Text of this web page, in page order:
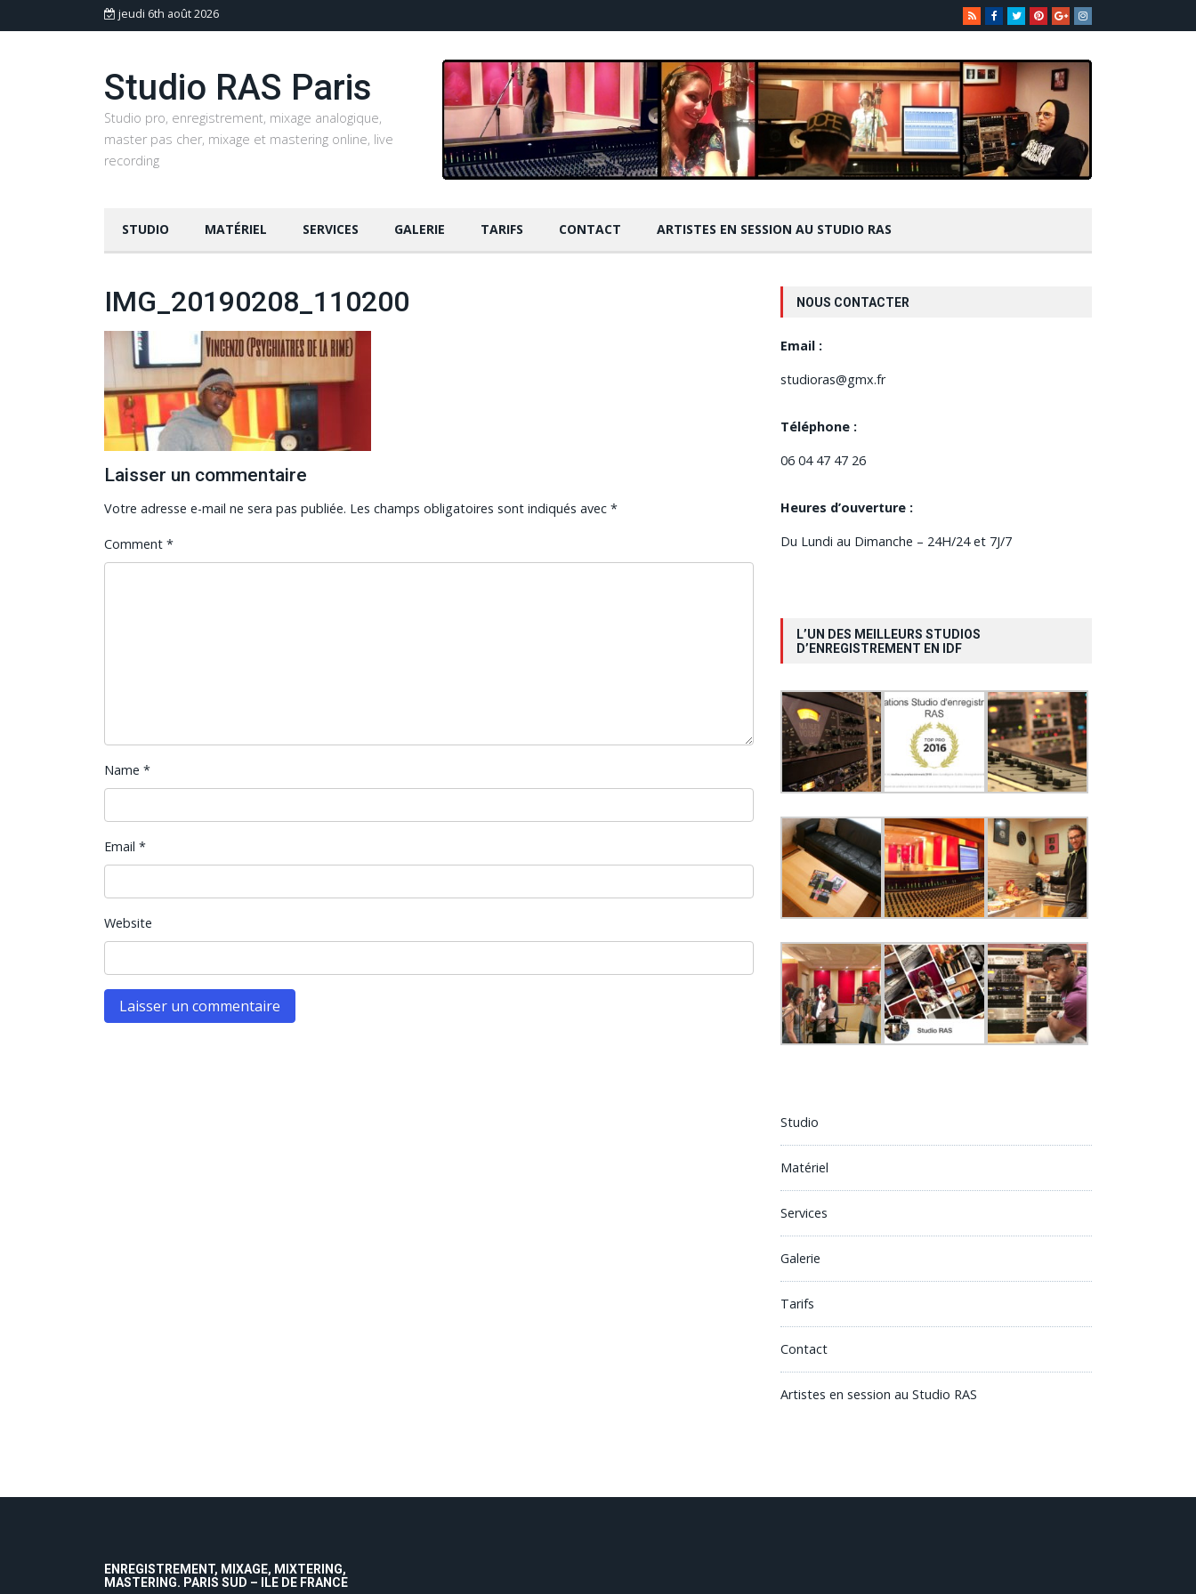
jeudi 6th août 2026
Studio RAS Paris
Studio pro, enregistrement, mixage analogique,
master pas cher, mixage et mastering online, live
recording
STUDIO MATÉRIEL SERVICES GALERIE TARIFS CONTACT ARTISTES EN SESSION AU STUDIO RAS
IMG_20190208_110200
Laisser un commentaire
Votre adresse e-mail ne sera pas publiée. Les champs obligatoires sont indiqués avec *
Comment *
Name *
Email *
Website
NOUS CONTACTER
Email :
studioras@gmx.fr
Téléphone :
06 04 47 47 26
Heures d’ouverture :
Du Lundi au Dimanche – 24H/24 et 7J/7
L’UN DES MEILLEURS STUDIOS
D’ENREGISTREMENT EN IDF
Studio
Matériel
Services
Galerie
Tarifs
Contact
Artistes en session au Studio RAS
ENREGISTREMENT, MIXAGE, MIXTERING,
MASTERING. PARIS SUD – ILE DE FRANCE